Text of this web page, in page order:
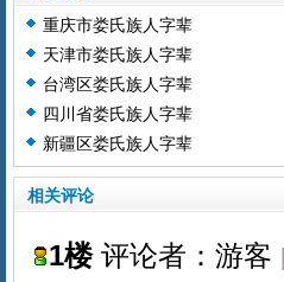
重庆市娄氏族人字辈
天津市娄氏族人字辈
台湾区娄氏族人字辈
四川省娄氏族人字辈
新疆区娄氏族人字辈
相关评论
1楼评论者：游客